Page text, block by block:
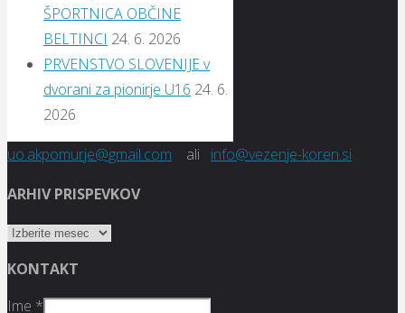
ŠPORTNICA OBČINE
BELTINCI 24. 6. 2026
PRVENSTVO SLOVENIJE v
dvorani za pionirje U16 24. 6.
2026
uo.akpomurje@gmail.com ali info@vezenje-koren.si
ARHIV PRISPEVKOV
ARHIV
KONTAKT
Ime *